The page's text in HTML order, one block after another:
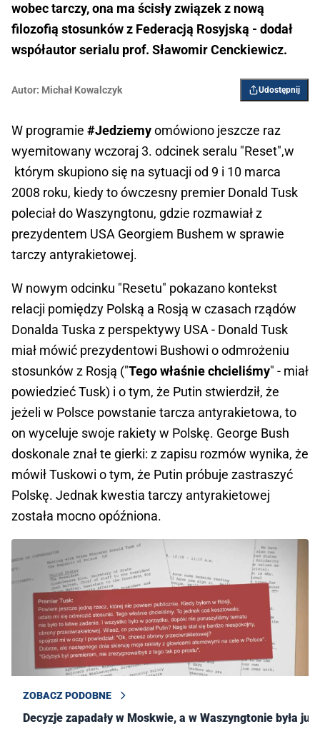
wobec tarczy, ona ma ścisły związek z nową
filozofią stosunków z Federacją Rosyjską - dodał
współautor serialu prof. Sławomir Cenckiewicz.
Autor: Michał Kowalczyk Udostępnij
W programie #Jedziemyomówiono jeszcze raz
wyemitowany wczoraj 3. odcinek seralu "Reset",w
którym skupiono się na sytuacji od 9 i 10 marca
2008 roku, kiedy to ówczesny premier Donald Tusk
poleciał do Waszyngtonu, gdzie rozmawiał z
prezydentem USA Georgiem Bushem w sprawie
tarczy antyrakietowej.
W nowym odcinku "Resetu" pokazano kontekst
relacji pomiędzy Polską a Rosją w czasach rządów
Donalda Tuska z perspektywy USA - Donald Tusk
miał mówić prezydentowi Bushowi o odmrożeniu
stosunków z Rosją ("Tego właśnie chcieliśmy" - miał
powiedzieć Tusk) i o tym, że Putin stwierdził, że
jeżeli w Polsce powstanie tarcza antyrakietowa, to
on wyceluje swoje rakiety w Polskę. George Bush
doskonale znał te gierki: z zapisu rozmów wynika, że
mówił Tuskowi o tym, że Putin próbuje zastraszyć
Polskę. Jednak kwestia tarczy antyrakietowej
została mocno opóźniona.
ZOBACZ PODOBNE
Decyzje zapadały w Moskwie, a w Waszyngtonie była już